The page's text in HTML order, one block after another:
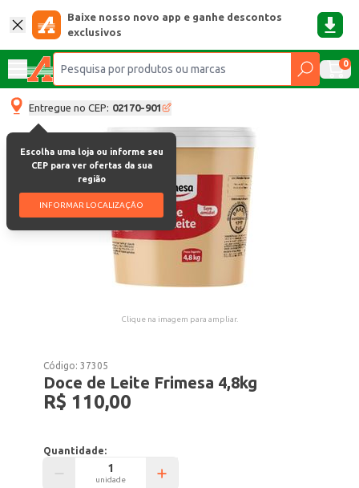
Baixe nosso novo app e ganhe descontos
exclusivos
0
Entregue no CEP: 02170-901
Escolha uma loja ou informe seu
CEP para ver ofertas da sua
região
INFORMAR LOCALIZAÇÃO
Clique na imagem para ampliar.
Código:37305
Doce de Leite Frimesa 4,8kg
R$ 110,00
Quantidade:
unidade